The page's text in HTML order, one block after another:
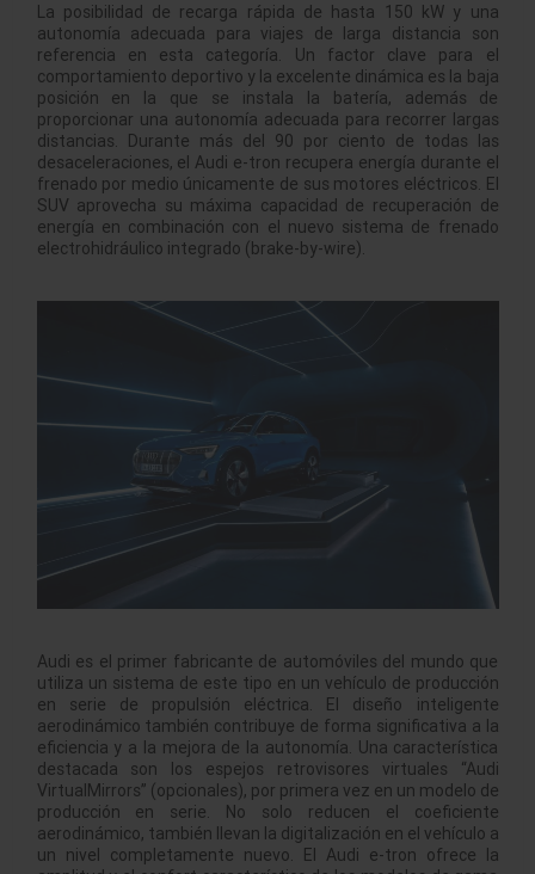
La posibilidad de recarga rápida de hasta 150 kW y una
autonomía adecuada para viajes de larga distancia son
referencia en esta categoría. Un factor clave para el
comportamiento deportivo y la excelente dinámica es la baja
posición en la que se instala la batería, además de
proporcionar una autonomía adecuada para recorrer largas
distancias. Durante más del 90 por ciento de todas las
desaceleraciones, el Audi e-tron recupera energía durante el
frenado por medio únicamente de sus motores eléctricos. El
SUV aprovecha su máxima capacidad de recuperación de
energía en combinación con el nuevo sistema de frenado
electrohidráulico integrado (brake-by-wire).
Audi es el primer fabricante de automóviles del mundo que
utiliza un sistema de este tipo en un vehículo de producción
en serie de propulsión eléctrica. El diseño inteligente
aerodinámico también contribuye de forma significativa a la
eficiencia y a la mejora de la autonomía. Una característica
destacada son los espejos retrovisores virtuales “Audi
VirtualMirrors” (opcionales), por primera vez en un modelo de
producción en serie. No solo reducen el coeficiente
aerodinámico, también llevan la digitalización en el vehículo a
un nivel completamente nuevo. El Audi e-tron ofrece la